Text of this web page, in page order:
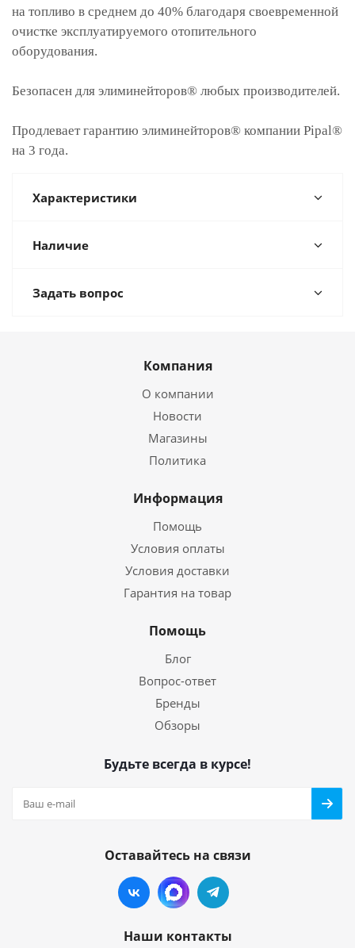
на топливо в среднем до 40% благодаря своевременной
очистке эксплуатируемого отопительного
оборудования.
Безопасен для элиминейторов® любых производителей.
Продлевает гарантию элиминейторов® компании Pipal®
на 3 года.
Характеристики
Наличие
Задать вопрос
Компания
О компании
Новости
Магазины
Политика
Информация
Помощь
Условия оплаты
Условия доставки
Гарантия на товар
Помощь
Блог
Вопрос-ответ
Бренды
Обзоры
Будьте всегда в курсе!
Оставайтесь на связи
Наши контакты